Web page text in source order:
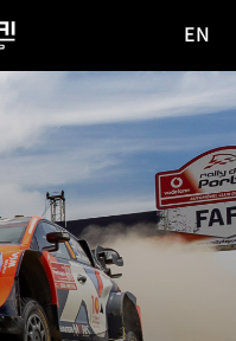
이동
EN